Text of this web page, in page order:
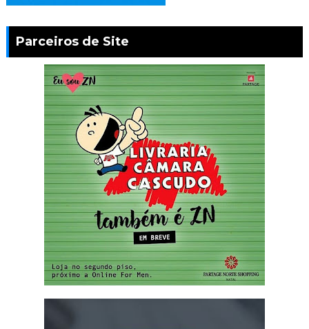
Parceiros de Site